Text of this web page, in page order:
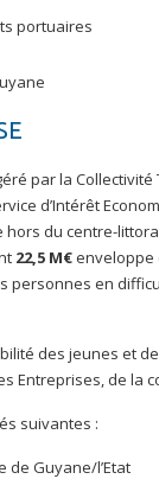
portuaires
par la Collectivité
d’Intérêt
du centre-
22,5 M€enveloppe
personnes en
des jeunes et
Entreprises, de la
suivantes :
de Guyane/l’Etat